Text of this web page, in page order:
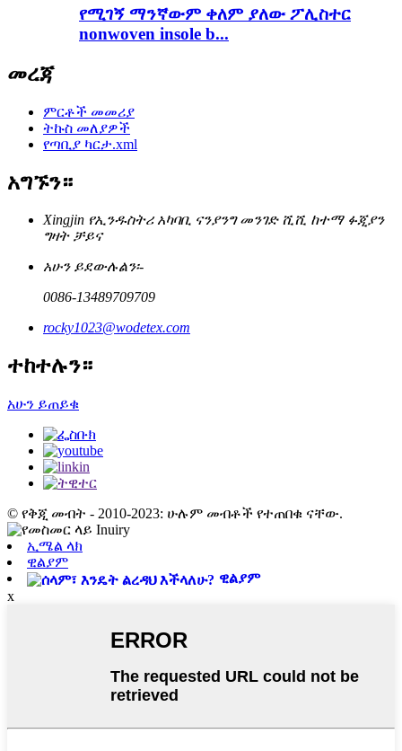
የሚገኝ ማንኛውም ቀለም ያለው ፖሊስተር
nonwoven insole b...
መረጃ
ምርቶች መመሪያ
ትኩስ መለያዎች
የጣቢያ ካርታ.xml
አግኙን።
Xingjin የኢንዱስትሪ አካባቢ ናንያንግ መንገድ ሺሺ ከተማ ፉጂያን
ግዛት ቻይና
አሁን ይደውሉልን፡-
0086-13489709709
rocky1023@wodetex.com
ተከተሉን።
አሁን ይጠይቁ
© የቅጂ መብት - 2010-2023: ሁሉም መብቶች የተጠበቁ ናቸው.
ኢሜል ላክ
ዊልያም
ዊልያም
x